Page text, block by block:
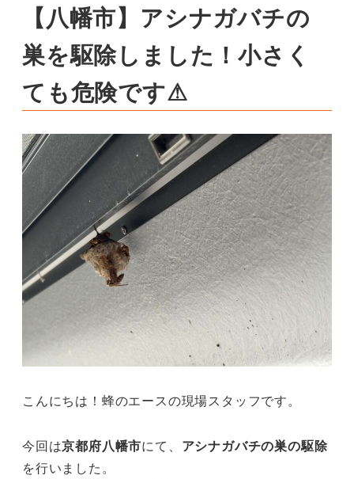
【八幡市】アシナガバチの
巣を駆除しました！小さく
ても危険です⚠
こんにちは！蜂のエースの現場スタッフです。
今回は京都府八幡市にて、 アシナガバチの巣の駆除
を行いました。